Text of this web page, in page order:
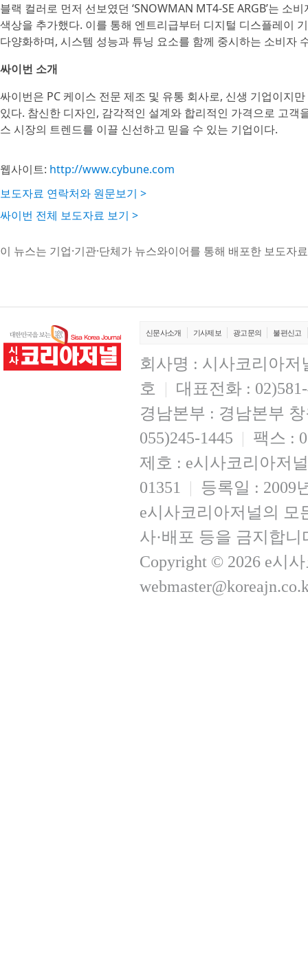
블랙 컬러로 먼저 선보였던 ‘SNOWMAN MT4-SE ARGB’는 소
색상을 추가했다. 이를 통해 엔트리급부터 디지털 디스플레이
다양화하며, 시스템 성능과 튜닝 요소를 함께 중시하는 소비자
싸이번 소개
싸이번은 PC 케이스 전문 제조 및 유통 회사로, 신생 기업이지
있다. 참신한 디자인, 감각적인 설계와 합리적인 가격으로 고
스 시장의 트렌드를 이끌 신선하고 믿을 수 있는 기업이다.
웹사이트: http://www.cybune.com
보도자료 연락처와 원문보기 >
싸이번 전체 보도자료 보기 >
이 뉴스는 기업·기관·단체가 뉴스와이어를 통해 배포한 보도자